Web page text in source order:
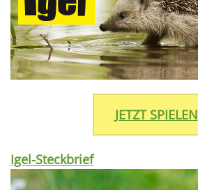
JETZT SPIELEN
Igel-Steckbrief